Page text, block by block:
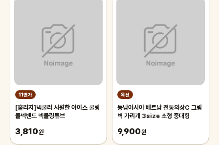
11번가
[홀리지]넥쿨러 시원한 아이스 쿨링
쿨넥밴드 넥쿨링튜브
3,810원
옥션
동남아시아 베트남 전통의상C 그림
벽 가리개 3size 소형 중대형
9,900원